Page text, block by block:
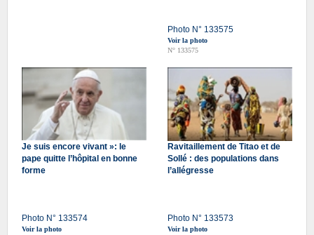
Photo N° 133575
Voir la photo
N° 133575
Je suis encore vivant »: le
pape quitte l’hôpital en bonne
forme
Photo N° 133574
Voir la photo
Ravitaillement de Titao et de
Sollé : des populations dans
l’allégresse
Photo N° 133573
Voir la photo